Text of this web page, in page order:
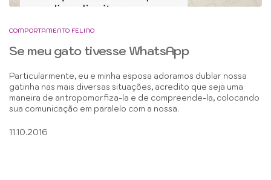
COMPORTAMENTO FELINO
Se meu gato tivesse WhatsApp
Particularmente, eu e minha esposa adoramos dublar nossa
gatinha nas mais diversas situações, acredito que seja uma
maneira de antropomorfiza-la e de compreende-la, colocando
sua comunicação em paralelo com a nossa.
11.10.2016